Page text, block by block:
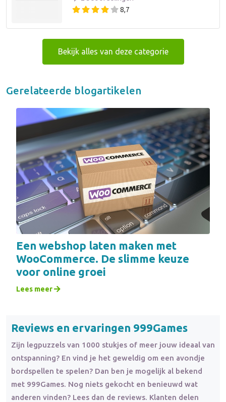
8,7
Bekijk alles van deze categorie
Gerelateerde blogartikelen
Een webshop laten maken met
WooCommerce. De slimme keuze
voor online groei
Lees meer
Reviews en ervaringen 999Games
Zijn legpuzzels van 1000 stukjes of meer jouw ideaal van
ontspanning? En vind je het geweldig om een avondje
bordspellen te spelen? Dan ben je mogelijk al bekend
met 999Games. Nog niets gekocht en benieuwd wat
anderen vinden? Lees dan de reviews. Klanten delen